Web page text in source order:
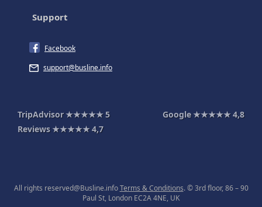
Support
Facebook
support@busline.info
TripAdvisor ★★★★★5 Google ★★★★★4,8
Reviews ★★★★★4,7
All rights reserved@Busline.infoTerms & Conditions. © 3rd floor, 86 – 90
Paul St, London EC2A 4NE, UK